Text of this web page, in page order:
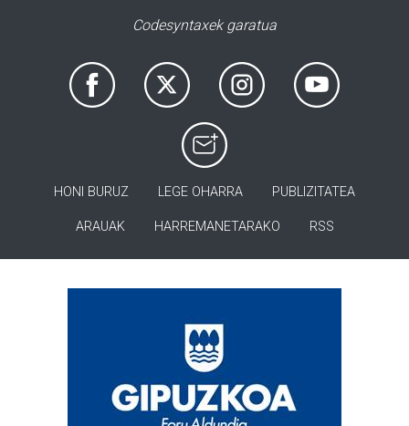
Codesyntaxek garatua
HONI BURUZ LEGE OHARRA PUBLIZITATEA
ARAUAK HARREMANETARAKO RSS